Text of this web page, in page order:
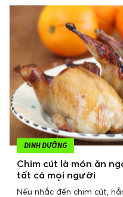
DINH DƯỠNG
Chim cút là món ăn
tất cả mọi người
Nếu nhắc đến chim cút,